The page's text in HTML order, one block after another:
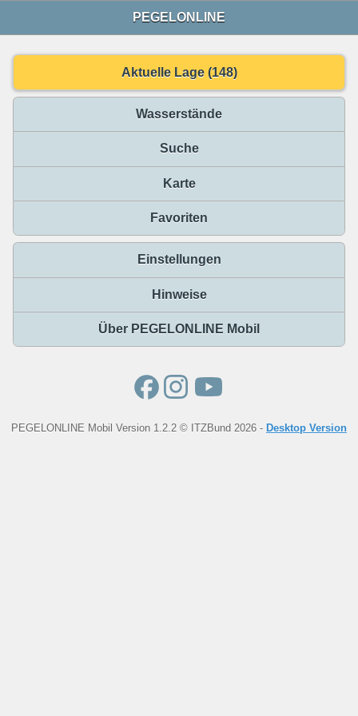
PEGELONLINE
Aktuelle Lage (148)
Wasserstände
Suche
Karte
Favoriten
Einstellungen
Hinweise
Über PEGELONLINE Mobil
PEGELONLINE Mobil Version 1.2.2 © ITZBund 2026 - Desktop Version